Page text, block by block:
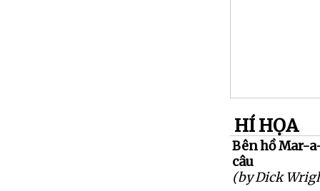
HÍ HỌA
Bên hồ Mar-
câu
(by Dick